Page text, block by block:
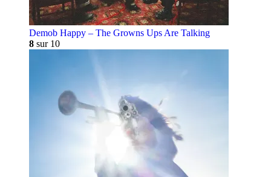
Demob Happy – The Growns Ups Are Talking
8 sur 10